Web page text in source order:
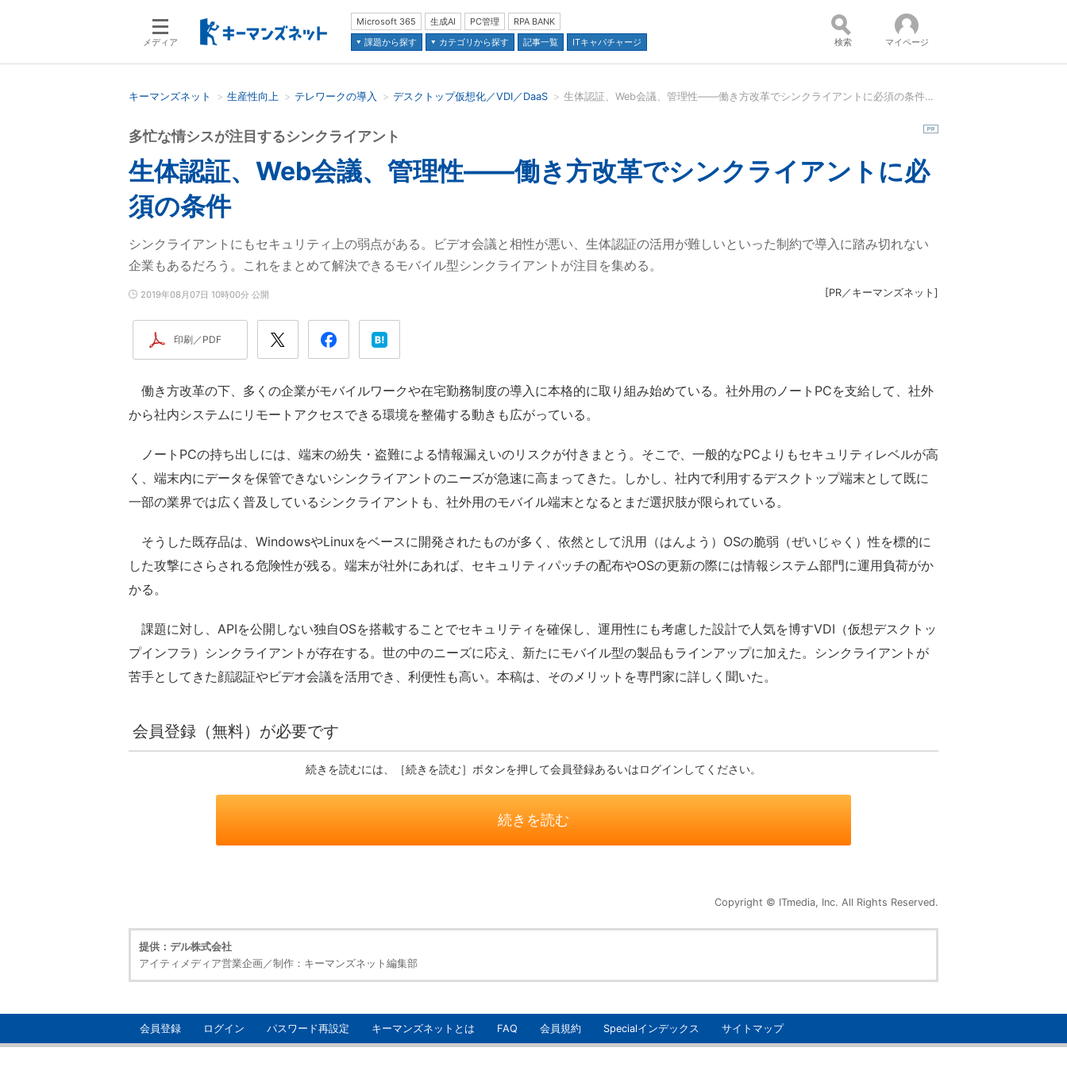
メディア
Microsoft 365 生成AI PC管理
RPA BANK
課題から探す
カテゴリから探す 記事一覧 ITキャパチャージ 検索 マイページ
キーマンズネット 生産性向上 テレワークの導入 デスクトップ仮想化／VDI／DaaS 生体認証、Web会議、管理性――働き方改革でシンクライアントに必須の条件：多忙な情シスが注目するシンクライアント
生体認証、Web会議、管理性――働き方改革でシンクライアントに必
須の条件
多忙な情シスが注目するシンクライアント
シンクライアントにもセキュリティ上の弱点がある。ビデオ会議と相性が悪い、生体認証の活用が難しいといった制約で導入に踏み切れない
企業もあるだろう。これをまとめて解決できるモバイル型シンクライアントが注目を集める。
2019年08月07日 10時00分 公開 [PR／キーマンズネット ]
印刷／PDF
働き方改革の下、多くの企業がモバイルワークや在宅勤務制度の導入に本格的に取り組み始めている。社外用のノートPCを支給して、社外
から社内システムにリモートアクセスできる環境を整備する動きも広がっている。
ノートPCの持ち出しには、端末の紛失・盗難による情報漏えいのリスクが付きまとう。そこで、一般的なPCよりもセキュリティレベルが高
く、端末内にデータを保管できないシンクライアントのニーズが急速に高まってきた。しかし、社内で利用するデスクトップ端末として既に
一部の業界では広く普及しているシンクライアントも、社外用のモバイル端末となるとまだ選択肢が限られている。
そうした既存品は、WindowsやLinuxをベースに開発されたものが多く、依然として汎用（はんよう）OSの脆弱（ぜいじゃく）性を標的に
した攻撃にさらされる危険性が残る。端末が社外にあれば、セキュリティパッチの配布やOSの更新の際には情報システム部門に運用負荷がか
かる。
課題に対し、APIを公開しない独自OSを搭載することでセキュリティを確保し、運用性にも考慮した設計で人気を博すVDI（仮想デスクトッ
プインフラ）シンクライアントが存在する。世の中のニーズに応え、新たにモバイル型の製品もラインアップに加えた。シンクライアントが
苦手としてきた顔認証やビデオ会議を活用でき、利便性も高い。本稿は、そのメリットを専門家に詳しく聞いた。
会員登録（無料）が必要です
続きを読むには、［続きを読む］ボタンを押して会員登録あるいはログインしてください。
続きを読む
Copyright © ITmedia, Inc. All Rights Reserved.
提供：デル株式会社
アイティメディア営業企画／制作：キーマンズネット編集部
会員登録 ログイン パスワード再設定 キーマンズネットとは FAQ 会員規約 Specialインデックス サイトマップ